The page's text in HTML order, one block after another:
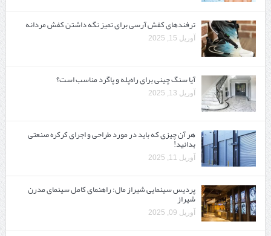
ترفندهای کفش آرسی برای تمیز نگه داشتن کفش مردانه
آوریل 15, 2025
آیا سنگ چینی برای راه‌پله و پاگرد مناسب است؟
آوریل 13, 2025
هر آن چیزی که باید در مورد طراحی و اجرای کرکره صنعتی
بدانید!
آوریل 11, 2025
پردیس سینمایی شیراز مال: راهنمای کامل سینمای مدرن
شیراز
آوریل 09, 2025